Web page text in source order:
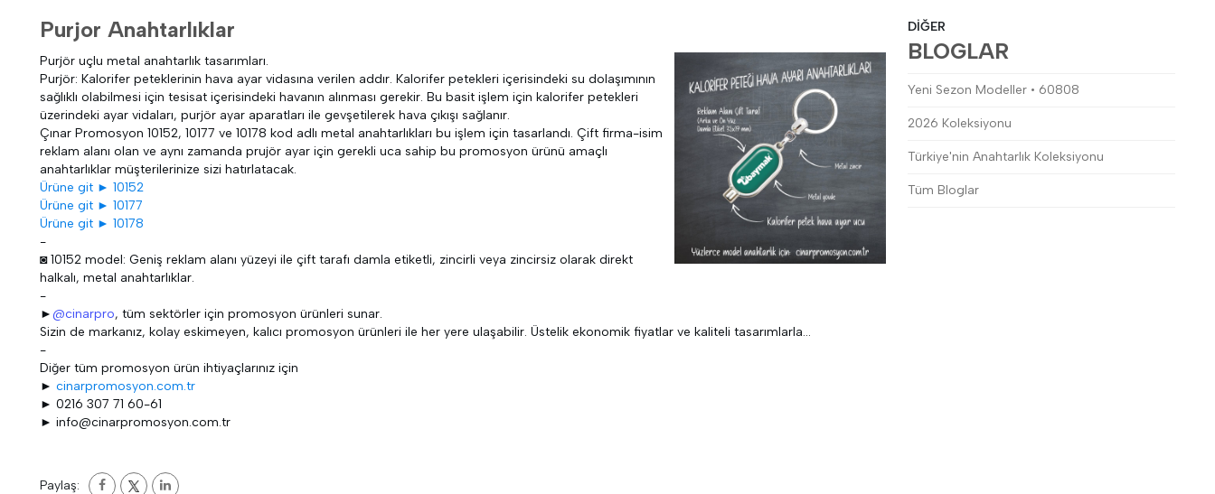
Purjor Anahtarlıklar
Purjör uçlu metal anahtarlık tasarımları.
Purjör: Kalorifer peteklerinin hava ayar vidasına verilen addır. Kalorifer petekleri içerisindeki su dolaşımının
sağlıklı olabilmesi için tesisat içerisindeki havanın alınması gerekir. Bu basit işlem için kalorifer petekleri
üzerindeki ayar vidaları, purjör ayar aparatları ile gevşetilerek hava çıkışı sağlanır.
Çınar Promosyon 10152, 10177 ve 10178 kod adlı metal anahtarlıkları bu işlem için tasarlandı. Çift firma-isim
reklam alanı olan ve aynı zamanda prujör ayar için gerekli uca sahip bu promosyon ürünü amaçlı
anahtarlıklar müşterilerinize sizi hatırlatacak.
Ürüne git ► 10152
Ürüne git ► 10177
Ürüne git ► 10178
-
◙ 10152 model: Geniş reklam alanı yüzeyi ile çift tarafı damla etiketli, zincirli veya zincirsiz olarak direkt
halkalı, metal anahtarlıklar.
-
► @cinarpro, tüm sektörler için promosyon ürünleri sunar.
Sizin de markanız, kolay eskimeyen, kalıcı promosyon ürünleri ile her yere ulaşabilir. Üstelik ekonomik fiyatlar ve kaliteli tasarımlarla...
-
Diğer tüm promosyon ürün ihtiyaçlarınız için
► cinarpromosyon.com.tr
► 0216 307 71 60-61
► info@cinarpromosyon.com.tr
Paylaş:
DİĞER
BLOGLAR
Yeni Sezon Modeller • 60808
2026 Koleksiyonu
Türkiye'nin Anahtarlık Koleksiyonu
Tüm Bloglar